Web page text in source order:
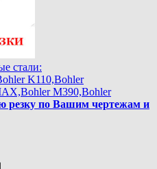
стали:
K110,Bohler
М390,Bohler
резку по Вашим чертежам и